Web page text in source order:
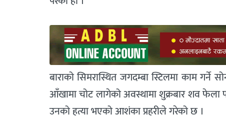
बाराको सिमरास्थित जगदम्बा स्टिलमा काम
आँखामा चोट लागेको अवस्थामा शुक्रबार शव फेला
उनको हत्या भएको आशंका प्रहरीले गरेको छ ।